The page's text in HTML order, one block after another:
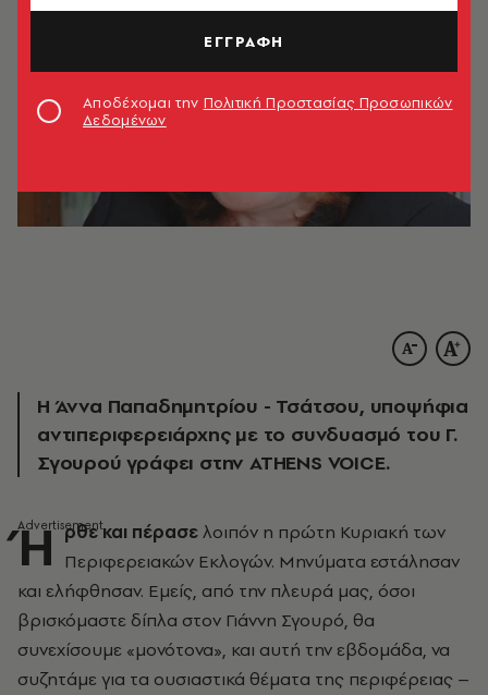
Η Άννα Παπαδημητρίου - Τσάτσου, υποψήφια
αντιπεριφερειάρχης με το συνδυασμό του Γ.
Σγουρού γράφει στην ATHENS VOICE.
Ή ρθε και πέρασελοιπόν η πρώτη Κυριακή των
Περιφερειακών Εκλογών. Μηνύματα εστάλησαν
και ελήφθησαν. Εμείς, από την πλευρά μας, όσοι
βρισκόμαστε δίπλα στον Γιάννη Σγουρό, θα
συνεχίσουμε «μονότονα», και αυτή την εβδομάδα, να
συζητάμε για τα ουσιαστικά θέματα της περιφέρειας –
ΕΓΓΡΑΦΗ
Αποδέχομαι την Πολιτική Προστασίας Προσωπικών
Δεδομένων